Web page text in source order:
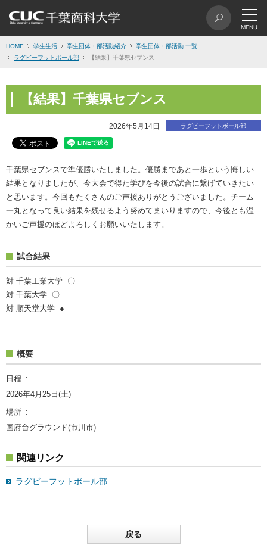
HOME 学生生活 学生団体・部活動紹介
学生団体・部活動 一覧
ラグビーフットボール部
【結果】千葉県セブンス
【結果】千葉県セブンス
ラグビーフットボール部
2026年5月14日
千葉県セブンスで準優勝いたしました。優勝まであと一歩という悔しい
結果となりましたが、今大会で得た学びを今後の試合に繋げていきたい
と思います。今回もたくさんのご声援ありがとうございました。チーム
一丸となって良い結果を残せるよう努めてまいりますので、今後とも温
かいご声援のほどよろしくお願いいたします。
試合結果
対 千葉工業大学 〇
対 千葉大学 〇
対 順天堂大学 ●
概要
日程
2026年4月25日(土)
場所
国府台グラウンド(市川市)
関連リンク
ラグビーフットボール部
戻る